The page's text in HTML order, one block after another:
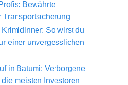
Bewährte
Transportsicherung
So wirst du
einer unvergesslichen
in Batumi: Verborgene
meisten Investoren